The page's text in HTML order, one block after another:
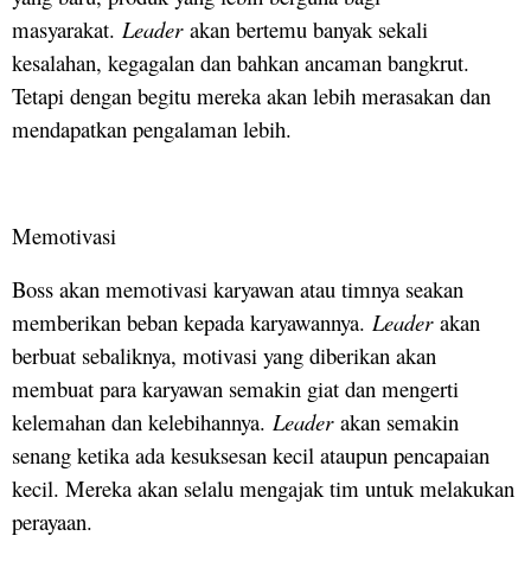
masyarakat. Leaderakan bertemu banyak sekali
kesalahan, kegagalan dan bahkan ancaman bangkrut.
Tetapi dengan begitu mereka akan lebih merasakan dan
mendapatkan pengalaman lebih.
Memotivasi
Boss akan memotivasi karyawan atau timnya seakan
memberikan beban kepada karyawannya. Leaderakan
berbuat sebaliknya, motivasi yang diberikan akan
membuat para karyawan semakin giat dan mengerti
kelemahan dan kelebihannya. Leaderakan semakin
senang ketika ada kesuksesan kecil ataupun pencapaian
kecil. Mereka akan selalu mengajak tim untuk melakukan
perayaan.